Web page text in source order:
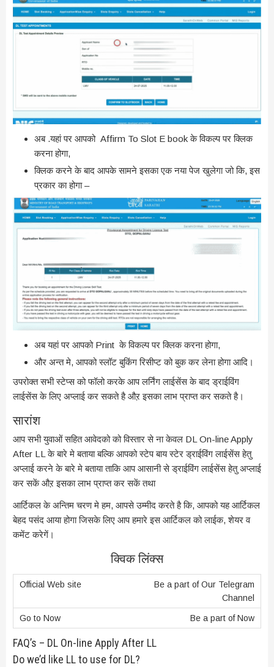
अब .यहां पर आपको Affirm To Slot E book के विकल्प पर क्लिक
करना होगा,
क्लिक करने के बाद आपके सामने इसका एक नया पेज खुलेगा जो कि, इस
प्रकार का होगा –
अब यहां पर आपको Print के विकल्प पर क्लिक करना होगा,
और अन्त मे, आपको स्लॉट बुकिंग रिसीप्ट को बुक कर लेना होगा आदि।
उपरोक्त सभी स्टेप्स को फॉलो करके आप लर्निंग लाईसेंस के बाद ड्राईविंग
लाईसेंस के लिए अप्लाई कर सकते है औऱ इसका लाभ प्राप्त कर सकते है।
सारांश
आप सभी युवाओं सहित आवेदको को विस्तार से ना केवल DL On-line Apply
After LL के बारे मे बताया बल्कि आपको स्टेप बाय स्टेर ड्राईविंग लाईसेंस हेतु
अप्लाई करने के बारे मे बताया ताकि आप आसानी से ड्राईविंग लाईसेंस हेतु अप्लाई
कर सकें औऱ इसका लाभ प्राप्त कर सकें तथा
आर्टिकल के अन्तिम चरण मे हम, आपसे उम्मीद करते है कि, आपको यह आर्टिकल
बेहद पसंद आया होगा जिसके लिए आप हमारे इस आर्टिकल को लाईक, शेयर व
कमेंट करेगें।
क्विक लिंक्स
Be a part of Our Telegram
Channel
Be a part of Now
FAQ’s – DL On-line Apply After LL
Do we’d like LL to use for DL?